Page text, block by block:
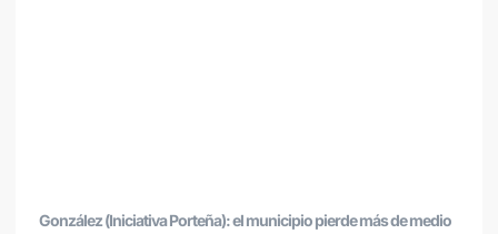
González (Iniciativa Porteña): el municipio pierde más de medio